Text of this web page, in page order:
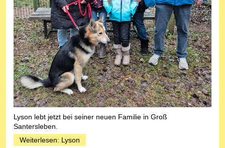
Lyson lebt jetzt bei seiner neuen Familie in Groß
Santersleben.
Weiterlesen: Lyson